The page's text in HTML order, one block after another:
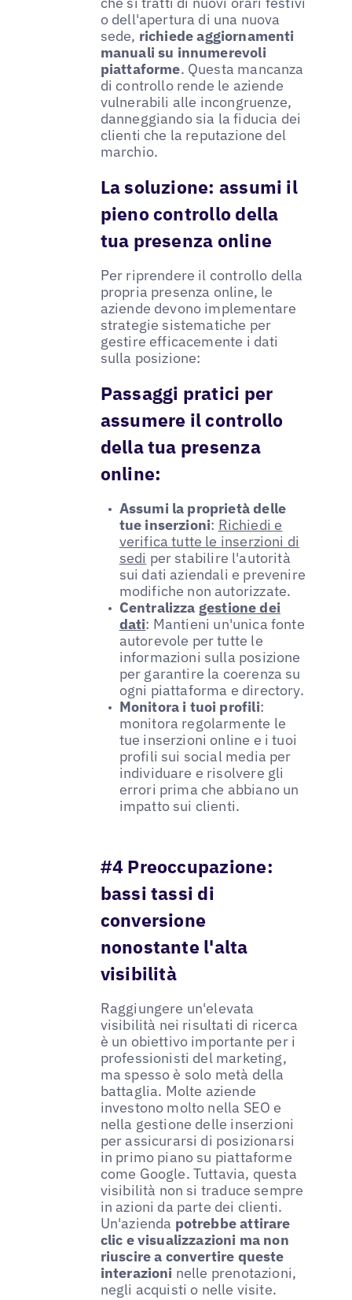
o dell'apertura di una nuova
sede, richiede aggiornamenti
manuali su innumerevoli
piattaforme. Questa mancanza
di controllo rende le aziende
vulnerabili alle incongruenze,
danneggiando sia la fiducia dei
clienti che la reputazione del
marchio.
La soluzione: assumi il
pieno controllo della
tua presenza online
Per riprendere il controllo della
propria presenza online, le
aziende devono implementare
strategie sistematiche per
gestire efficacemente i dati
sulla posizione:
Passaggi pratici per
assumere il controllo
della tua presenza
online:
Assumi la proprietà delle
tue inserzioni: Richiedi e
verifica tutte le inserzioni di
sedi per stabilire l'autorità
sui dati aziendali e prevenire
modifiche non autorizzate.
Centralizza gestione dei
dati: Mantieni un'unica fonte
autorevole per tutte le
informazioni sulla posizione
per garantire la coerenza su
ogni piattaforma e directory.
Monitora i tuoi profili:
monitora regolarmente le
tue inserzioni online e i tuoi
profili sui social media per
individuare e risolvere gli
errori prima che abbiano un
impatto sui clienti.
#4 Preoccupazione:
bassi tassi di
conversione
nonostante l'alta
visibilità
Raggiungere un'elevata
visibilità nei risultati di ricerca
è un obiettivo importante per i
professionisti del marketing,
ma spesso è solo metà della
battaglia. Molte aziende
investono molto nella SEO e
nella gestione delle inserzioni
per assicurarsi di posizionarsi
in primo piano su piattaforme
come Google. Tuttavia, questa
visibilità non si traduce sempre
in azioni da parte dei clienti.
Un'azienda potrebbe attirare
clic e visualizzazioni ma non
riuscire a convertire queste
interazioni nelle prenotazioni,
negli acquisti o nelle visite.